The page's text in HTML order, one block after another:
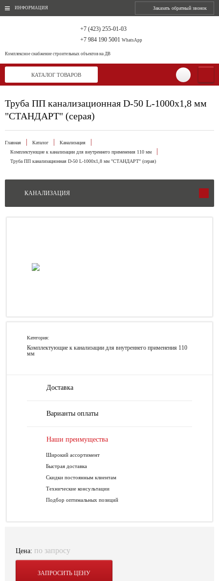
ИНФОРМАЦИЯ Заказать обратный звонок
Комплексное снабжение строительных объектов на ДВ
+7 (423) 255-01-03
+7 984 190 5001 WhatsApp
КАТАЛОГ ТОВАРОВ
Труба ПП канализационная D-50 L-1000х1,8 мм
"СТАНДАРТ" (серая)
Главная Каталог
Канализация
Комплектующие к канализации для внутреннего применения 110 мм
Труба ПП канализационная D-50 L-1000х1,8 мм "СТАНДАРТ" (серая)
КАНАЛИЗАЦИЯ
Категория:
Комплектующие к канализации для внутреннего применения 110
мм
Доставка
Варианты оплаты
Наши преимущества
Широкий ассортимент
Быстрая доставка
Скидки постоянным клиентам
Технические консультации
Подбор оптимальных позиций
Цена: по запросу
ЗАПРОСИТЬ ЦЕНУ